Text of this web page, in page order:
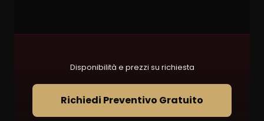
Disponibilità e prezzi su richiesta
Richiedi Preventivo Gratuito